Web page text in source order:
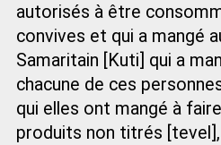
autorisés à être
convives et qui a mangé
Samaritain [Kuti] qui a
chacune de ces
qui elles ont mangé à
produits non titrés